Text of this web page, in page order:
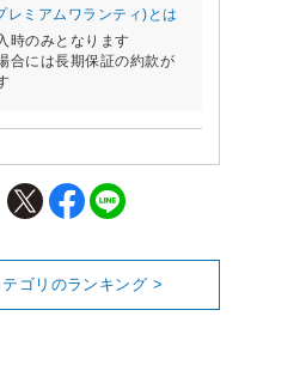
レミアムワランティ)とは
時のみとなります
合には長期保証の約款が
テゴリのランキング >